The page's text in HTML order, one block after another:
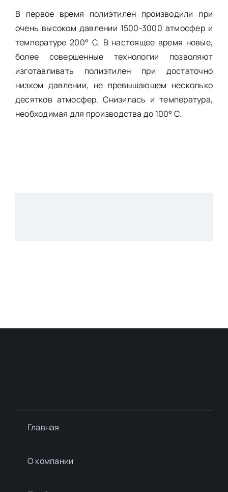
В первое время полиэтилен производили при
очень высоком давлении 1500-3000 атмосфер и
температуре 200° С. В настоящее время новые,
более совершенные технологии позволяют
изготавливать полиэтилен при достаточно
низком давлении, не превышающем несколько
десятков атмосфер. Снизилась и температура,
необходимая для производства до 100° С.
Главная
О компании